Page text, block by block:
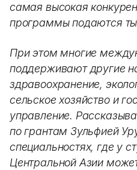
самая высокая
программы подаются
При этом многие
поддерживают другие
здравоохранение,
сельское хозяйство и
управление.
по грантам Зульфией
специальностях, где у
Центральной Азии